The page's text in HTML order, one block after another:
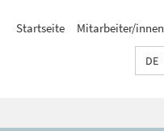
Startseite Mitarbeiter/innen
DE